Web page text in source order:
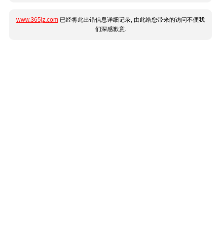
www.365jz.com 已经将此出错信息详细记录, 由此给您带来的访问不便我
们深感歉意.